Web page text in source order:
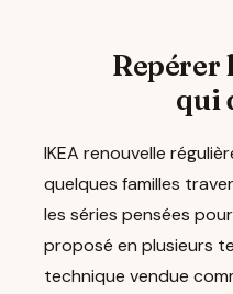
Repérer
qui
IKEA renouvelle
quelques familles
les séries pensées
proposé en plusieurs
technique vendue